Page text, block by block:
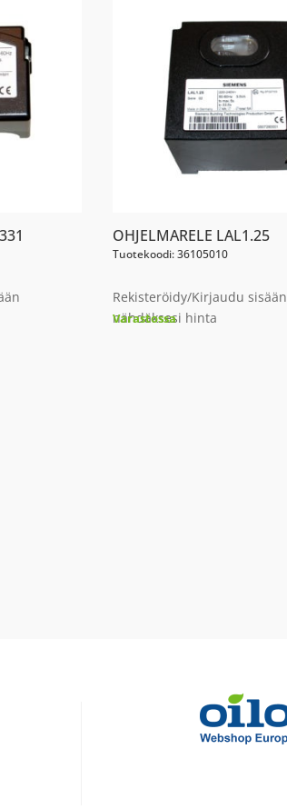
OHJELMARELE LAL1.25
Tuotekoodi: 36105010
Rekisteröidy/Kirjaudu sisään
nähdäksesi hinta
Varastossa